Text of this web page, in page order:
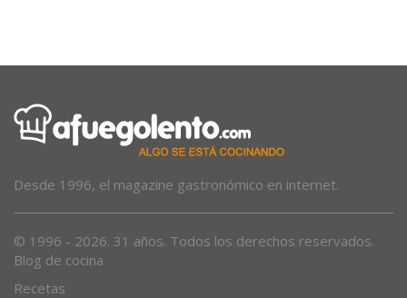
Desde 1996, el magazine gastronómico en internet.
© 1996 - 2026. 31 años. Todos los derechos reservados.
Blog de cocina
Recetas